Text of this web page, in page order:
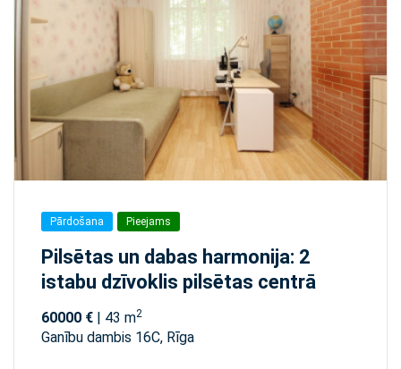
Pārdošana Pieejams
Pilsētas un dabas harmonija: 2
istabu dzīvoklis pilsētas centrā
60000 € | 43 m2
Ganību dambis 16C, Rīga